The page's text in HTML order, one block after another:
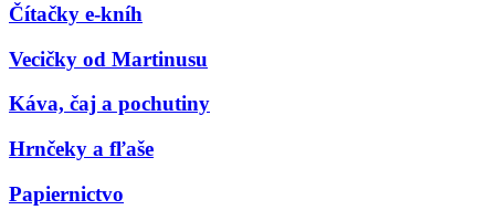
Čítačky e-kníh
Vecičky od Martinusu
Káva, čaj a pochutiny
Hrnčeky a fľaše
Papiernictvo